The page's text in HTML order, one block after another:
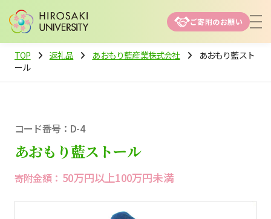
ご寄附のお願い
TOP 返礼品 あおもり藍産業株式会社
あおもり藍スト
ール
コード番号：D-4
あおもり藍ストール
寄附金額： 50万円以上100万円未満